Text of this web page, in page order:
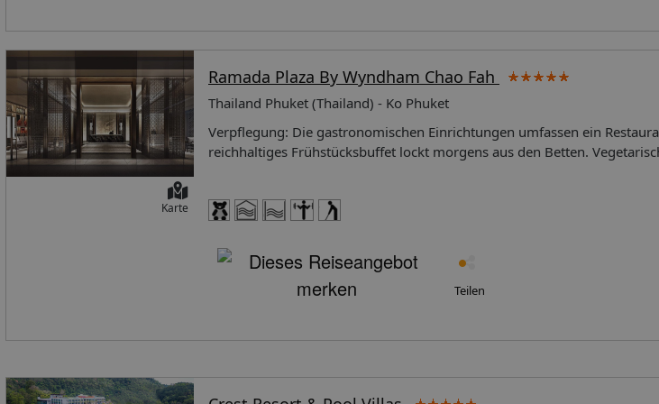
Karte
Ramada Plaza By Wyndham Chao Fah
Thailand Phuket (Thailand) - Ko Phuket
Verpflegung: Die gastronomischen Einrichtungen umfassen ein
reichhaltiges Frühstücksbuffet lockt morgens aus den Betten.
Einrichtungen des Hotels gehören eine Gepäckaufbewahrung, ein Safe
Unterbringung verfügt über eine Reihe von behindertengerechten
rollstuhlgerechte Einrichtungen sind vorhanden. Es ist eine Reihe von
Schlendern und Stöbern einladen. Bei einer Anreise mit dem Auto
Teilen